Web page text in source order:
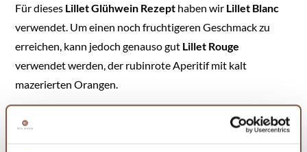
Für dieses LilletGlühwein Rezept haben wir Lillet Blanc
verwendet. Um einen noch fruchtigeren Geschmack zu
erreichen, kann jedoch genauso gut Lillet Rouge
verwendet werden, der rubinrote Aperitif mit kalt
mazerierten Orangen.
Wintertraum
wunderbar würzig – probier’s aus und lass dich begeistern!